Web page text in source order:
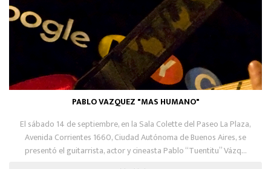
PABLO VAZQUEZ "MAS HUMANO"
El sábado 14 de septiembre, en la Sala Colette del Paseo La Plaza,
Avenida Corrientes 1660, Ciudad Autónoma de Buenos Aires, se
presentó el guitarrista, actor y cineasta Pablo “Tuentitu” Vázq...